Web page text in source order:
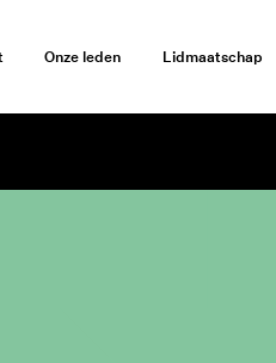
Onze leden Lidmaatschap